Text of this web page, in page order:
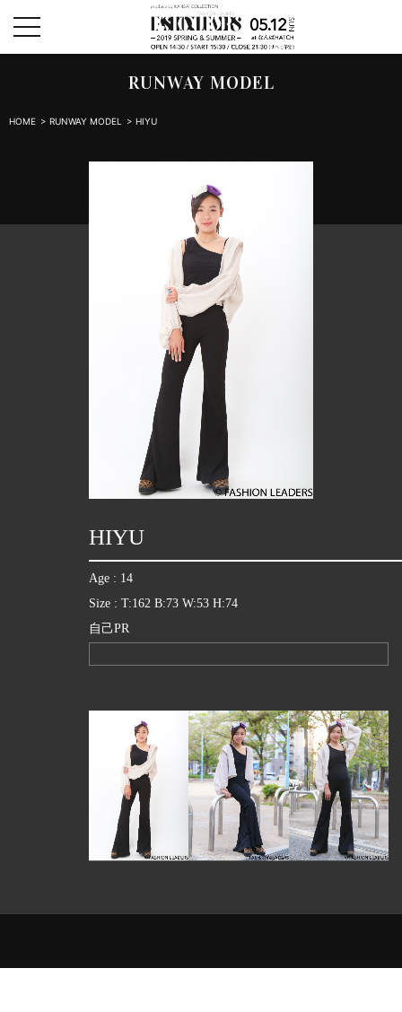
toggle
navigation
RUNWAY MODEL
HOME > RUNWAY MODEL > HIYU
HIYU
Age : 14
Size : T:162 B:73 W:53 H:74
自己PR